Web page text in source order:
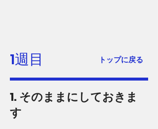
1週目 トップに戻る
1. そのままにしておきま
す